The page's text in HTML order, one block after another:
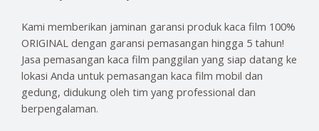
Kami memberikan jaminan garansi produk kaca film 100%
ORIGINAL dengan garansi pemasangan hingga 5 tahun!
Jasa pemasangan kaca film panggilan yang siap datang ke
lokasi Anda untuk pemasangan kaca film mobil dan
gedung, didukung oleh tim yang professional dan
berpengalaman.